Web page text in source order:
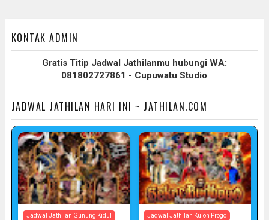
KONTAK ADMIN
Gratis Titip Jadwal Jathilanmu hubungi WA:
081802727861 - Cupuwatu Studio
JADWAL JATHILAN HARI INI ~ JATHILAN.COM
Jadwal Jathilan Gunung Kidul Jadwal Jathilan Kulon Progo